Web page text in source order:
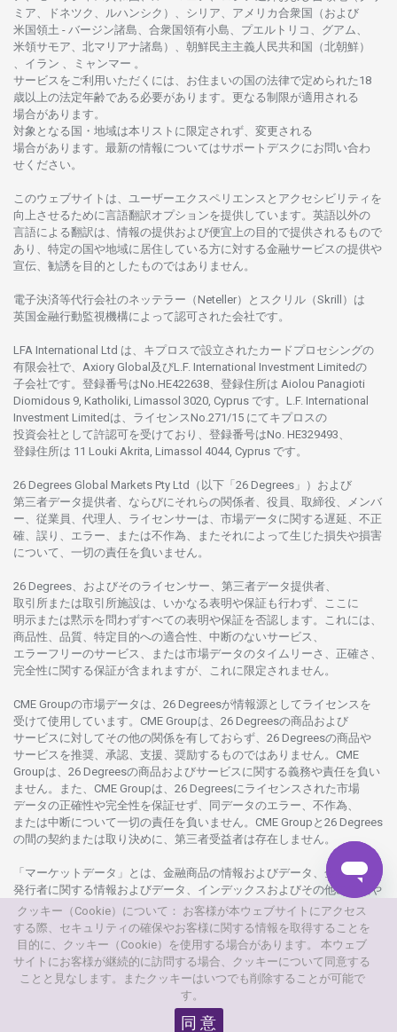
ミア、ドネツク、ルハンシク）、シリア、 アメリカ合衆国
（および
米国領土 - バージン諸島、合衆国領有小島、プエルトリコ、グアム、
米領サモア、 北マリアナ諸島）、 朝鮮民主主義人民共和国
（北朝鮮）
、イラン 、ミャンマー 。
サービスをご利用いただくには、お住まいの国の法律で定められた 18
歳以上の法定年齢である必要があります。 更なる制限が適用さ れる
場合があります。
対象となる 国 ・ 地域は本 リストに限定さ れず、 変更さ れる
場合があります。 最新の情報についてはサポートデスクにお 問い合わ
せくださ い。
このウェブサイトは、 ユーザーエクスペリエンスと アクセシビリティを
向上さ せるために言語翻訳オプションを提供しています。 英語以外の
言語による翻訳は、 情報の提供および便宜上の 目的で提供さ れるもので
あり、 特定の国や地域に居住している方に対する金融サービスの提供や
宣伝、 勧誘を 目的としたものではありません。
電子決済等代行会社のネッテラー （Neteller）と スクリル （Skrill）は
英国金融行動監視機構によって認可さ れた会社です。
LFA International Ltd は、 キプロスで設立さ れた カードプロセシングの
有限会社で、Axiory Global 及びL.F. International Investment Limitedの
子会社です。 登録番号はNo.HE422638、 登録住所は Aiolou Panagioti
Diomidous 9, Katholiki, Limassol 3020, Cyprus です。L.F. International
Investment Limitedは、 ライセンスNo.271/15 にてキプロスの
投資会社として許認可を受けており、 登録番号はNo. HE329493、
登録住所は 11 Louki Akrita, Limassol 4044, Cyprus です。
26 Degrees Global Markets Pty Ltd（以下「26 Degrees」） および
第三者データ提供者、ならびにそれらの関係者、役員、取締役、メンバ
ー、従業員、代理人、ライセンサーは、 市場データに関する遅延、不正
確、誤り、エラー、
または不作為、 またそれによって生じた損失や損害
について、 一切の責任を負いません。
26 Degrees、 およびそのライセンサー、 第三者データ提供者、
取引所または取引所施設は、いかなる表明や保証も行わず、 ここに
明示または黙示を 問わずすべての表明や保証を否認し ます。 これには、
商品性、品質、 特定目的への適合性、 中断のないサービス、
エラーフリーのサービス、 または市場データのタイムリーさ、正確さ、
完全性に関する保証が含まれますが、これに限定さ れません。
CME Groupの市場データは、26 Degreesが情報源としてライセンスを
受けて使用しています。 CME Groupは、26 Degreesの商品および
サービスに対してその他の関係を有しておらず、26 Degreesの商品や
サービスを推奨、承認、支援、 奨励するものではありません。 CME
Groupは、26 Degreesの商品およびサービスに関する義務や責任を負い
ません。また、CME Groupは、26 Degreesにライセンスさ れた市場
データの正確性や完全性を保証せず、 同 データのエラー、不作為、
または中断について一切の責任を負いません。 CME Groupと26 Degrees
の間の契約または取り 決めに、 第三者受益者は存在し ません。
「マーケットデータ」とは、 金融商品の情報およびデータ、 金融商品の
発行者に関する情報およびデータ、 インデックスおよびその他の
情報や
データを指し、26 Degreesまたは26 Degreesグループ会社が提供する
製品や サービスの 一部として、更新頻度を問わ ず提供さ れるものを
意味します。
© 2026 本 ウェブサイトは、AXIORYが 所有・運営しています。
© AXIORYは、Axiory Global Ltd.の商標です。
クッキー（Cookie）について： お客様が本ウェブサイトにアクセス
する際、セキュリティの確保やお客様に関する情報を取得することを
目的に、クッキー（Cookie）を使用する場合があります。 本ウェブ
サイトにお客様が継続的に訪問する場合、クッキーについて同意する
ことと見なします。またクッキーはいつでも削除することが可能で
す。
同 意